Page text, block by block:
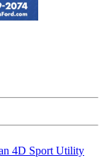
4D Sport Utility